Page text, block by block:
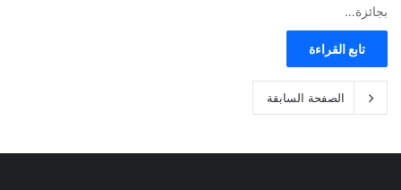
بجائزة…
تابع القراءة
الصفحة السابقة